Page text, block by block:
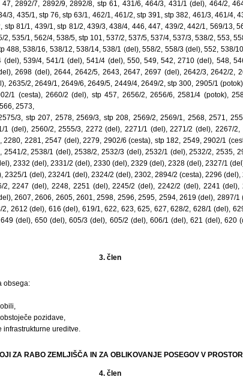
2892/7, 2892/9, 2892/8, stp 61, 431/6, 464/3, 431/1 (del), 464/2,
3, 435/1, stp 76, stp 63/1, 462/1, 461/2, stp 391, stp 382, 461/3, 461/4,
stp 81/1, 439/1, stp 81/2, 439/3, 438/4, 446, 447, 439/2, 442/1, 569/13,
535/1, 562/4, 538/5, stp 101, 537/2, 537/5, 537/4, 537/3, 538/2, 553,
488, 538/16, 538/12, 538/14, 538/1 (del), 558/2, 558/3 (del), 552, 538/
539/4, 541/1 (del), 541/4 (del), 550, 549, 542, 2710 (del), 548,
2698 (del), 2644, 2642/5, 2643, 2647, 2697 (del), 2642/3, 2642/2,
2635/2, 2649/1, 2649/6, 2649/5, 2449/4, 2649/2, stp 300, 2905/1
1 (cesta), 2660/2 (del), stp 457, 2656/2, 2656/6, 2581/4 (potok),
2573,
3, stp 207, 2578, 2569/3, stp 208, 2569/2, 2569/1, 2568, 2571,
1 (del), 2560/2, 2555/3, 2272 (del), 2271/1 (del), 2271/2 (del), 2267/2,
2281, 2547 (del), 2279, 2902/6 (cesta), stp 182, 2549, 2902/1
2, 2538/1 (del), 2538/2, 2532/3 (del), 2532/1 (del), 2532/2, 2535,
2332 (del), 2331/2 (del), 2330 (del), 2329 (del), 2328 (del), 2327/1
2325/1 (del), 2324/1 (del), 2324/2 (del), 2302, 2894/2 (cesta), 2296 (del),
2, 2247 (del), 2248, 2251 (del), 2245/2 (del), 2242/2 (del), 2241 (del),
2607, 2606, 2605, 2601, 2598, 2596, 2595, 2594, 2619 (del), 2897/1
2612 (del), 616 (del), 619/1, 622, 623, 625, 627, 628/2, 628/1 (del),
(del), 650 (del), 605/3 (del), 605/2 (del), 606/1 (del), 621 (del), 620
3. člen
obsega:
pozidave,
ureditve.
ZA RABO ZEMLJIŠČA IN ZA OBLIKOVANJE POSEGOV V PROSTOR
4. člen